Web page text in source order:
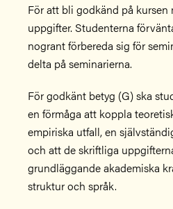
För att bli godkänd på kursen
uppgifter. Studenterna
nogrant förbereda sig för
delta på seminarierna.
För godkänt betyg (G) ska
en förmåga att koppla
empiriska utfall, en
och att de skriftliga
grundläggande akademiska
struktur och språk.